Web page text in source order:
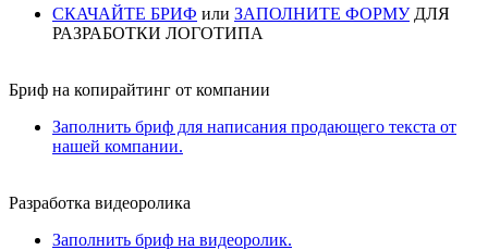
СКАЧАЙТЕ БРИФ или ЗАПОЛНИТЕ ФОРМУДЛЯ
РАЗРАБОТКИ ЛОГОТИПА
Бриф на копирайтинг от компании
Заполнить бриф для написания продающего текста от
нашей компании.
Разработка видеоролика
Заполнить бриф на видеоролик.